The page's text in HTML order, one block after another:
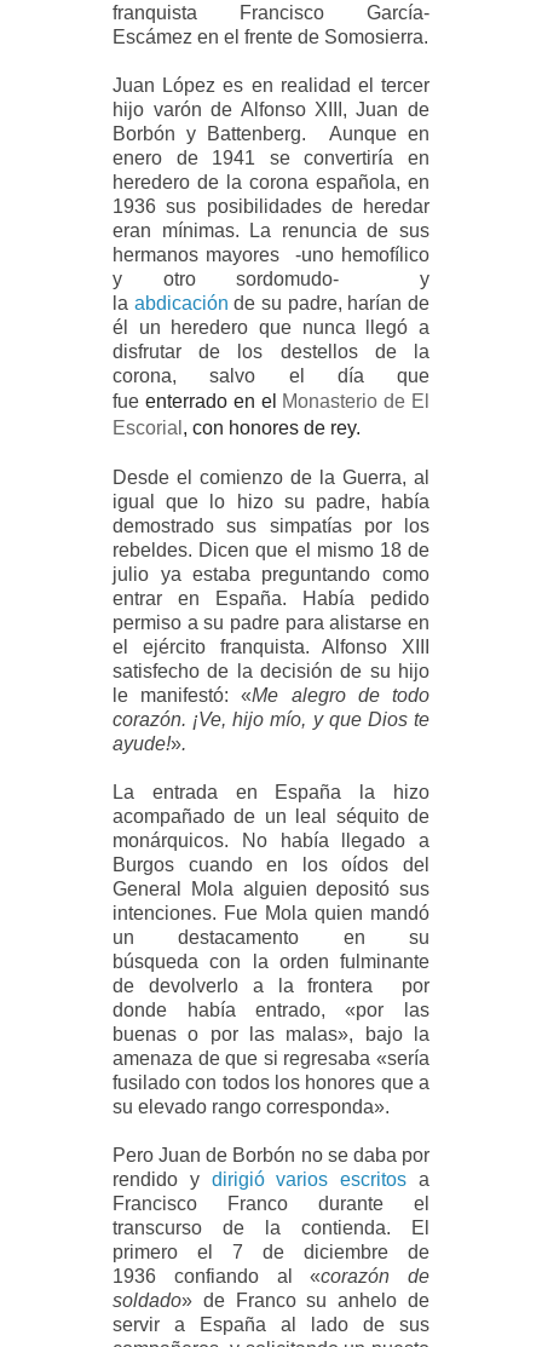
franquista
Francisco García-
Escámez en el frente de Somosierra.
Juan López es en realidad el tercer
hijo varón de Alfonso XIII,Juan de
Borbón y Battenberg.
Aunque en
enero de 1941 se convertiría en
heredero de la corona española, en
1936 sus posibilidades de heredar
eran mínimas. La renuncia de sus
hermanos mayores -uno hemofílico
y otro sordomudo- y
la abdicación de su padre, harían de
él un heredero que nunca llegó a
disfrutar de los destellos de la
corona,salvo el día que
fue enterrado en el Monasterio de El
Escorial , con honores de rey.
Desde el comienzo de la Guerra, al
igual que lo hizo su padre, había
demostrado sus simpatías por los
rebeldes. Dicen que el mismo 18 de
julio ya estaba preguntando como
entrar en España. Había pedido
permiso a su padre para alistarse en
el ejército franquista. Alfonso XIII
satisfecho de la decisión de su hijo
le manifestó:«Me alegro de todo
corazón. ¡Ve, hijo mío, y que Dios te
ayude!».
La entrada en España la hizo
acompañado de un leal séquito de
monárquicos. No había llegado a
Burgos cuando en los oídos del
General Mola alguien depositó sus
intenciones. Fue Mola quien mandó
un destacamento en su
búsquedacon la orden fulminante
de devolverlo a la frontera por
donde había entrado,«por las
buenas o por las malas», bajo la
amenaza de que si regresaba «sería
fusilado con todos los honores que a
su elevado rango corresponda».
Pero Juan de Borbón no se daba por
rendido y dirigió varios escritos a
Francisco Franco durante el
transcurso de la contienda. El
primero el 7 de diciembre de
1936 confiando al
«corazón de
soldado» de Franco su anhelo de
servir a España al lado de sus